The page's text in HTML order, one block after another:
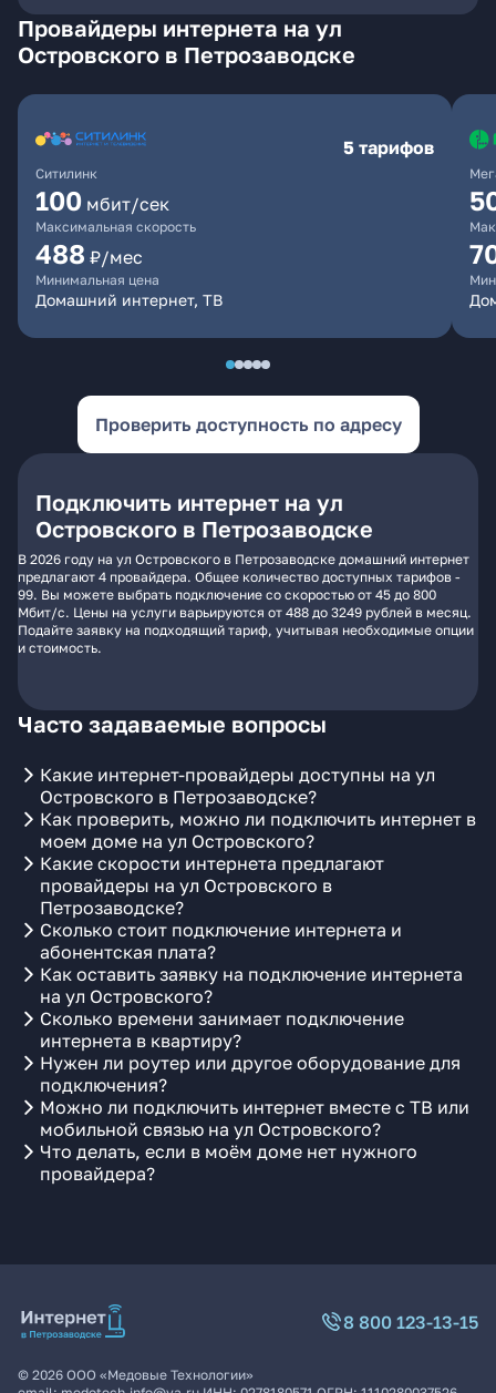
Провайдеры интернета на ул
Островского в Петрозаводске
Ситилинк
5 тарифов
100 мбит/сек
Максимальная скорость
488 ₽/мес
Минимальная цена
Домашний интернет, ТВ
Проверить доступность по адресу
Подключить интернет на ул
Островского в Петрозаводске
В 2026 году на ул Островского в Петрозаводске домашний интернет
предлагают 4 провайдера. Общее количество доступных тарифов -
99. Вы можете выбрать подключение со скоростью от 45 до 800
Мбит/с. Цены на услуги варьируются от 488 до 3249 рублей в месяц.
Подайте заявку на подходящий тариф, учитывая необходимые опции
и стоимость.
Часто задаваемые вопросы
Какие интернет-провайдеры доступны на ул
Островского в Петрозаводске?
Как проверить, можно ли подключить интернет в
моем доме на ул Островского?
Какие скорости интернета предлагают
провайдеры на ул Островского в
Петрозаводске?
Сколько стоит подключение интернета и
абонентская плата?
Как оставить заявку на подключение интернета
на ул Островского?
Сколько времени занимает подключение
интернета в квартиру?
Нужен ли роутер или другое оборудование для
подключения?
Можно ли подключить интернет вместе с ТВ или
мобильной связью на ул Островского?
Что делать, если в моём доме нет нужного
провайдера?
8 800 123-13-15
© 2026 ООО «Медовые Технологии»